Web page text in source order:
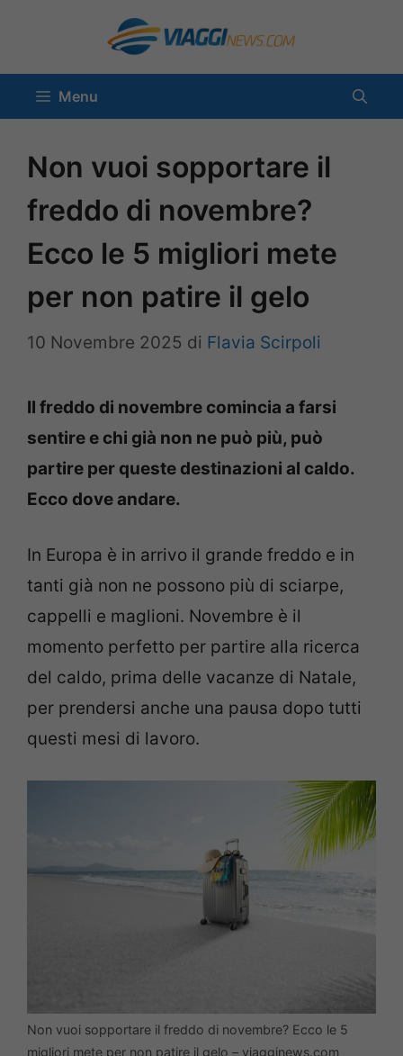
contenuto
Menu
Non vuoi sopportare il
freddo di novembre?
Ecco le 5 migliori mete
per non patire il gelo
10 Novembre 2025 di Flavia Scirpoli
Il freddo di novembre comincia a farsi
sentire e chi già non ne può più, può
partire per queste destinazioni al caldo.
Ecco dove andare.
In Europa è in arrivo il grande freddo e in
tanti già non ne possono più di sciarpe,
cappelli e maglioni. Novembre è il
momento perfetto per partire alla ricerca
del caldo, prima delle vacanze di Natale,
per prendersi anche una pausa dopo tutti
questi mesi di lavoro.
Non vuoi sopportare il freddo di novembre? Ecco le 5
migliori mete per non patire il gelo – viagginews.com